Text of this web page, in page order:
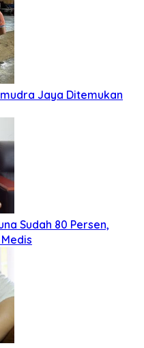
Jaya Ditemukan
Sudah 80 Persen,